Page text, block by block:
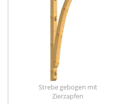
Strebe gebogen mit
Zierzapfen